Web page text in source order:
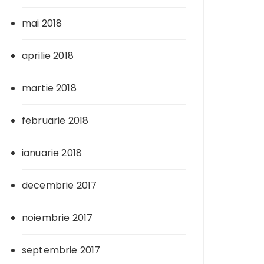
mai 2018
aprilie 2018
martie 2018
februarie 2018
ianuarie 2018
decembrie 2017
noiembrie 2017
septembrie 2017